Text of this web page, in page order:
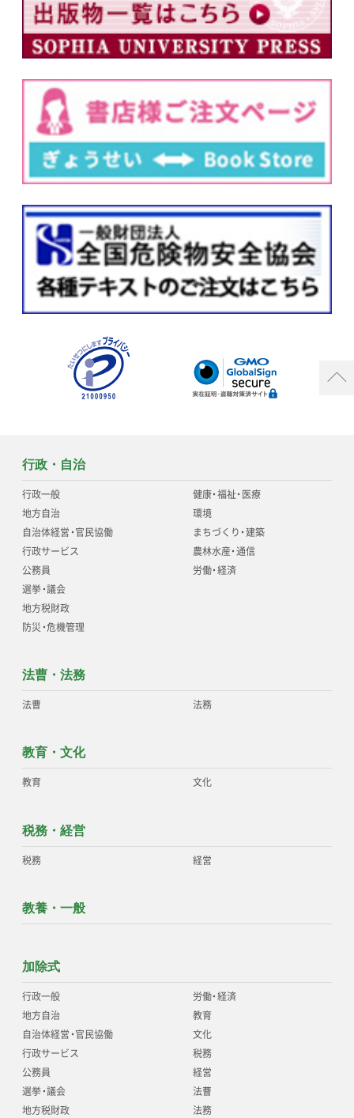
行政・自治
行政一般
地方自治
自治体経営・官民協働
行政サービス
公務員
選挙・議会
地方税財政
防災・危機管理
健康・福祉・医療
環境
まちづくり・建築
農林水産・通信
労働・経済
法曹・法務
法曹 法務
教育・文化
教育 文化
税務・経営
税務 経営
教養・一般
加除式
行政一般
地方自治
自治体経営・官民協働
行政サービス
公務員
選挙・議会
地方税財政
労働・経済
教育
文化
税務
経営
法曹
法務